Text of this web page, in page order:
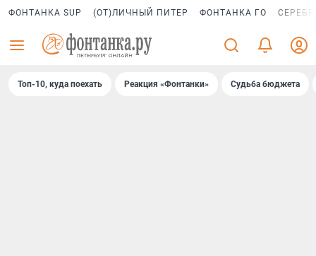
ФОНТАНКА SUP (ОТ)ЛИЧНЫЙ ПИТЕР ФОНТАНКА ГО
Топ-10, куда поехать Реакция «Фонтанки» Судьба бюджета